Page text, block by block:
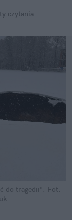
czytania
do tragedii". Fot.